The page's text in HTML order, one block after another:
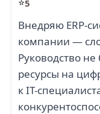
5
Внедряю ERP-
компании —
Руководство
ресурсы на
к IT-